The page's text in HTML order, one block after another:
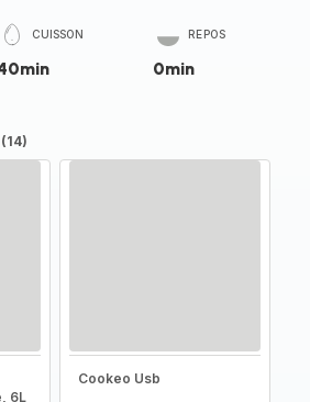
CUISSON REPOS
0min
6L
Cookeo Usb